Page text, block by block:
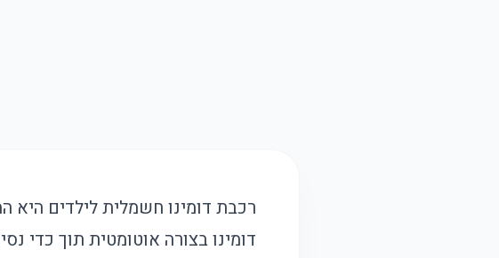
רכבת דומינו חשמלית לילדים
דומינו בצורה אוטומטית תוך כדי